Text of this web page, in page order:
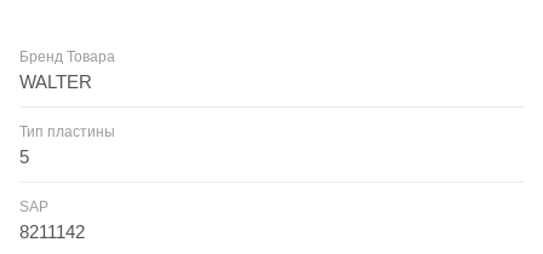
Бренд Товара
WALTER
Тип пластины
5
SAP
8211142